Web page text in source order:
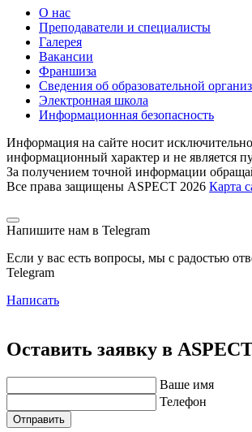
О нас
Преподаватели и специалисты
Галерея
Вакансии
Франшиза
Сведения об образовательной
Электронная школа
Информационная безопасность
Информация на сайте носит исключительно
информационный характер и не является
За получением точной информации
Все права защищены ASPECT 2026 Карта
Напишите нам в Telegram
Если у вас есть вопросы, мы с радостью
Telegram
Написать
Оставить заявку в
Ваше имя
Телефон